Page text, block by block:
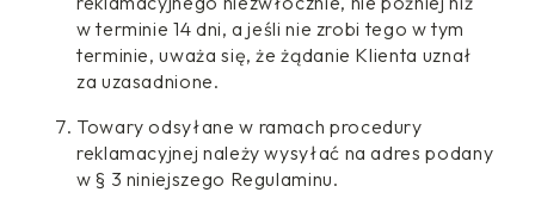
w terminie 14 dni, a jeśli nie zrobi tego w tym
terminie, uważa się, że żądanie Klienta uznał
za uzasadnione.
Towary odsyłane w ramach procedury
reklamacyjnej należy wysyłać na adres podany
w § 3 niniejszego Regulaminu.